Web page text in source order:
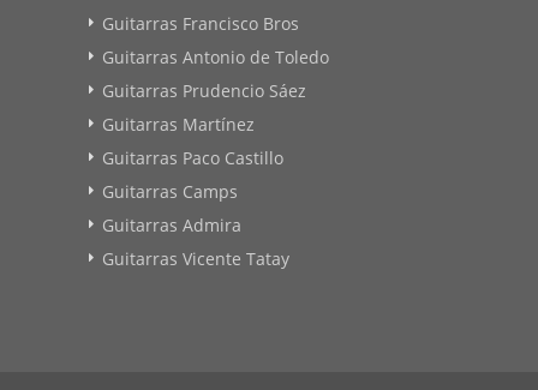
Guitarras Francisco Bros
Guitarras Antonio de Toledo
Guitarras Prudencio Sáez
Guitarras Martínez
Guitarras Paco Castillo
Guitarras Camps
Guitarras Admira
Guitarras Vicente Tatay